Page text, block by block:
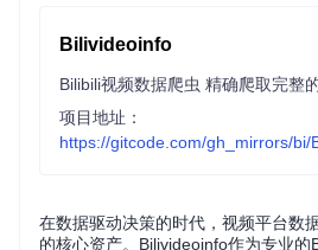
Bilivideoinfo
项目地址：
https://gitcode.com/gh_mirrors/bi/
在数据驱动决策的时代，视频平台数
的核心资产。Bilivideoinfo作为专业的